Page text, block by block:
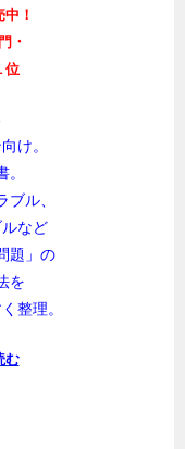
！
・
位
け。
ル、
など
題」の
を
整理。
む